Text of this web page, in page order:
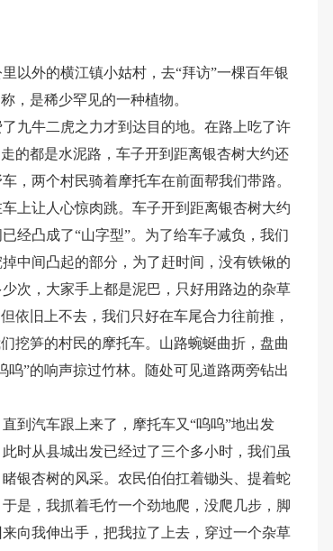
以外的横江镇小姑村，去“拜访”一棵百年银
，是稀少罕见的一种植物。
九牛二虎之力才到达目的地。在路上吃了许
的都是水泥路，车子开到距离银杏树大约还
，两个村民骑着摩托车在前面帮我们带路。
上让人心惊肉跳。车子开到距离银杏树大约
经凸成了“山字型”。为了给车子减负，我们
中间凸起的部分，为了赶时间，没有铁锹的
次，大家手上都是泥巴，只好用路边的杂草
依旧上不去，我们只好在车尾合力往前推，
挖笋的村民的摩托车。山路蜿蜒曲折，盘曲
”的响声掠过竹林。随处可见道路两旁钻出
到汽车跟上来了，摩托车又“呜呜”地出发
时从县城出发已经过了三个多小时，我们虽
银杏树的风采。农民伯伯扛着锄头、提着蛇
是，我抓着毛竹一个劲地爬，没爬几步，脚
向我伸出手，把我拉了上去，穿过一个杂草